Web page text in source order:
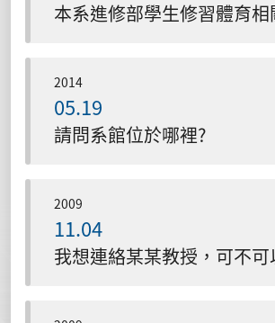
2014
05.19
請問系館位於哪裡?
2009
11.04